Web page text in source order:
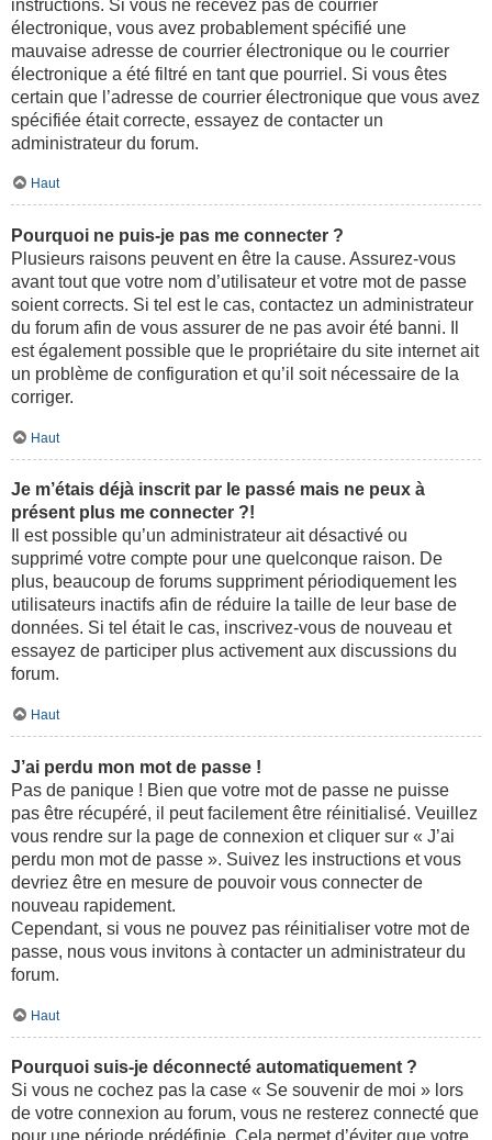
instructions. Si vous ne recevez pas de courrier
électronique, vous avez probablement spécifié une
mauvaise adresse de courrier électronique ou le courrier
électronique a été filtré en tant que pourriel. Si vous êtes
certain que l’adresse de courrier électronique que vous avez
spécifiée était correcte, essayez de contacter un
administrateur du forum.
Haut
Pourquoi ne puis-je pas me connecter ?
Plusieurs raisons peuvent en être la cause. Assurez-vous
avant tout que votre nom d’utilisateur et votre mot de passe
soient corrects. Si tel est le cas, contactez un administrateur
du forum afin de vous assurer de ne pas avoir été banni. Il
est également possible que le propriétaire du site internet ait
un problème de configuration et qu’il soit nécessaire de la
corriger.
Haut
Je m’étais déjà inscrit par le passé mais ne peux à
présent plus me connecter ?!
Il est possible qu’un administrateur ait désactivé ou
supprimé votre compte pour une quelconque raison. De
plus, beaucoup de forums suppriment périodiquement les
utilisateurs inactifs afin de réduire la taille de leur base de
données. Si tel était le cas, inscrivez-vous de nouveau et
essayez de participer plus activement aux discussions du
forum.
Haut
J’ai perdu mon mot de passe !
Pas de panique ! Bien que votre mot de passe ne puisse
pas être récupéré, il peut facilement être réinitialisé. Veuillez
vous rendre sur la page de connexion et cliquer sur « J’ai
perdu mon mot de passe ». Suivez les instructions et vous
devriez être en mesure de pouvoir vous connecter de
nouveau rapidement.
Cependant, si vous ne pouvez pas réinitialiser votre mot de
passe, nous vous invitons à contacter un administrateur du
forum.
Haut
Pourquoi suis-je déconnecté automatiquement ?
Si vous ne cochez pas la case « Se souvenir de moi » lors
de votre connexion au forum, vous ne resterez connecté que